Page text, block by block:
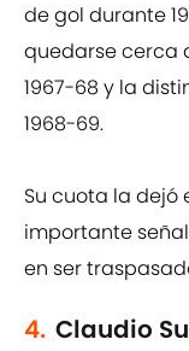
de gol durante
quedarse cerca
1967-68 y la
1968-69.
Su cuota la dejó
importante
en ser
4. Claudio